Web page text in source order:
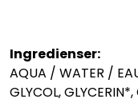
Ingredienser:
AQUA / WATER /
GLYCOL,